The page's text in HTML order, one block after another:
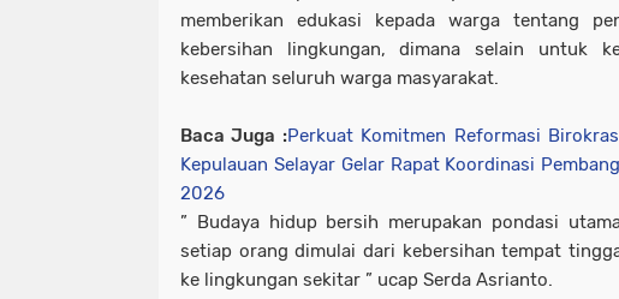
memberikan edukasi kepada warga tentang
kebersihan lingkungan, dimana selain untuk
kesehatan seluruh warga masyarakat.
Baca Juga :Perkuat Komitmen Reformasi
Kepulauan Selayar Gelar Rapat Koordinasi
2026
” Budaya hidup bersih merupakan pondasi
setiap orang dimulai dari kebersihan tempat
ke lingkungan sekitar ” ucap Serda Asrianto.